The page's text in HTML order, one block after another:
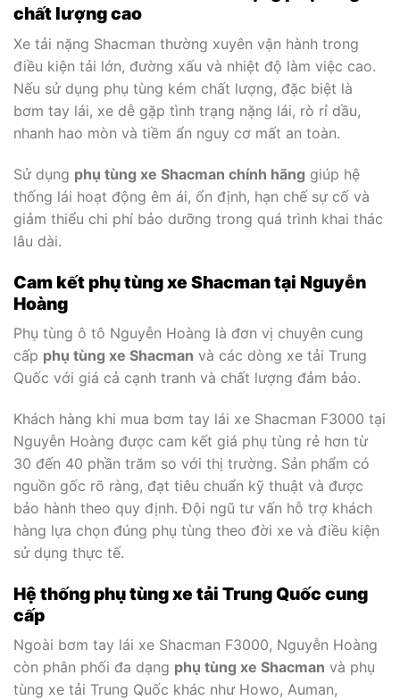
chất lượng cao
Xe tải nặng Shacman thường xuyên vận hành trong
điều kiện tải lớn, đường xấu và nhiệt độ làm việc cao.
Nếu sử dụng phụ tùng kém chất lượng, đặc biệt là
bơm tay lái, xe dễ gặp tình trạng nặng lái, rò rỉ dầu,
nhanh hao mòn và tiềm ẩn nguy cơ mất an toàn.
Sử dụng phụ tùng xe Shacman chính hãng giúp hệ
thống lái hoạt động êm ái, ổn định, hạn chế sự cố và
giảm thiểu chi phí bảo dưỡng trong quá trình khai thác
lâu dài.
Cam kết phụ tùng xe Shacman tại Nguyễn
Hoàng
Phụ tùng ô tô Nguyễn Hoàng là đơn vị chuyên cung
cấp phụ tùng xe Shacman và các dòng xe tải Trung
Quốc với giá cả cạnh tranh và chất lượng đảm bảo.
Khách hàng khi mua bơm tay lái xe Shacman F3000 tại
Nguyễn Hoàng được cam kết giá phụ tùng rẻ hơn từ
30 đến 40 phần trăm so với thị trường. Sản phẩm có
nguồn gốc rõ ràng, đạt tiêu chuẩn kỹ thuật và được
bảo hành theo quy định. Đội ngũ tư vấn hỗ trợ khách
hàng lựa chọn đúng phụ tùng theo đời xe và điều kiện
sử dụng thực tế.
Hệ thống phụ tùng xe tải Trung Quốc cung
cấp
Ngoài bơm tay lái xe Shacman F3000, Nguyễn Hoàng
còn phân phối đa dạng phụ tùng xe Shacman và phụ
tùng xe tải Trung Quốc khác như Howo, Auman,